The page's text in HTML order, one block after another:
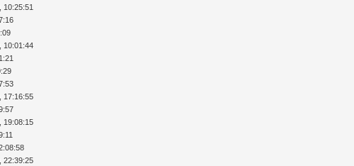
10:25:51
10:01:44
17:16:55
19:08:15
22:39:25